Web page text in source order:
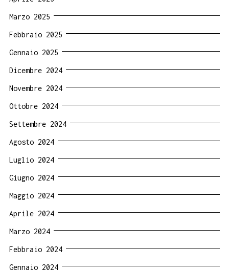
Marzo 2025
Febbraio 2025
Gennaio 2025
Dicembre 2024
Novembre 2024
Ottobre 2024
Settembre 2024
Agosto 2024
Luglio 2024
Giugno 2024
Maggio 2024
Aprile 2024
Marzo 2024
Febbraio 2024
Gennaio 2024